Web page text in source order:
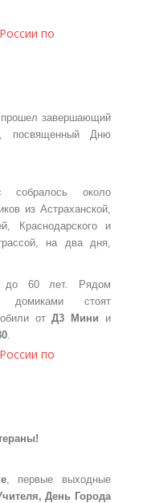
по
завершающий
посвященный Дню
собралось около
из Астраханской,
Краснодарского и
на два дня,
до 60 лет. Рядом
стоят
отД3 Мини и
.
по
, первые выходные
День Города